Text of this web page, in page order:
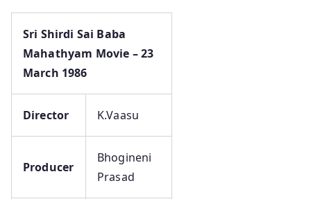
Sri Shirdi Sai Baba
Mahathyam Movie – 23
March 1986
Director K.Vaasu
Producer
Bhogineni
Prasad